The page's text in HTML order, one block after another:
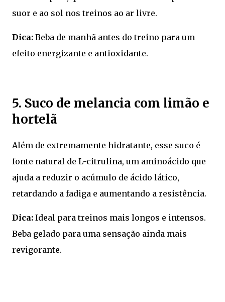
suor e ao sol nos treinos ao ar livre.
Dica: Beba de manhã antes do treino para um
efeito energizante e antioxidante.
5. Suco de melancia com limão e
hortelã
Além de extremamente hidratante, esse suco é
fonte natural de L-citrulina, um aminoácido que
ajuda a reduzir o acúmulo de ácido lático,
retardando a fadiga e aumentando a resistência.
Dica: Ideal para treinos mais longos e intensos.
Beba gelado para uma sensação ainda mais
revigorante.